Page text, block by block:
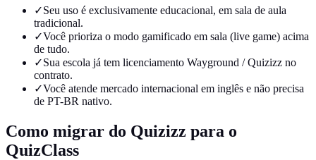
✓Seu uso é exclusivamente educacional, em sala de aula
tradicional.
✓Você prioriza o modo gamificado em sala (live game) acima
de tudo.
✓Sua escola já tem licenciamento Wayground / Quizizz no
contrato.
✓Você atende mercado internacional em inglês e não precisa
de PT-BR nativo.
Como migrar do Quizizz para o
QuizClass